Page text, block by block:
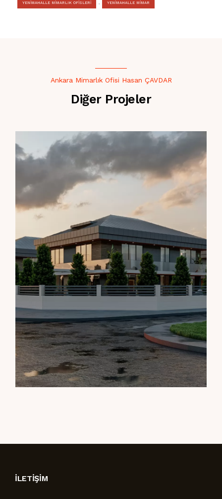
YENİMAHALLE MİMARLIK OFİSLERİ , YENİMAHALLE MİMAR
Ankara Mimarlık Ofisi Hasan ÇAVDAR
Diğer Projeler
İLETIŞIM